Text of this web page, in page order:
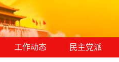
工作动态 民主党派